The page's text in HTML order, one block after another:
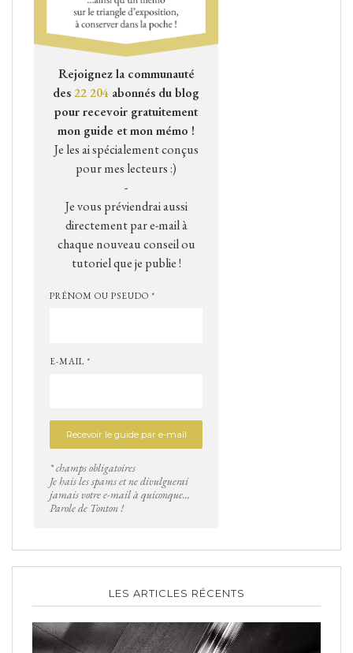
Rejoignez la communauté
des22 204 abonnés du blog
pour recevoir gratuitement
mon guide et mon mémo !
Je les ai spécialement conçus
pour mes lecteurs :)
-
Je vous préviendrai aussi
directement par e-mail à
chaque nouveau conseil ou
tutoriel que je publie !
PRÉNOM OU PSEUDO *
E-MAIL *
* champs obligatoires
Je hais les spams et ne divulguerai
jamais votre e-mail à quiconque...
Parole de Tonton !
LES ARTICLES RÉCENTS